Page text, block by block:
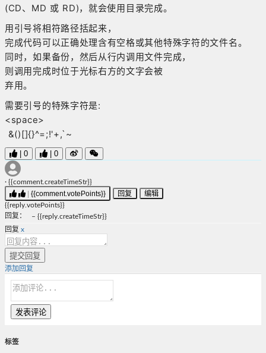
(CD、MD 或 RD)，就会使用目录完成。
用引号将相符路径括起来，
完成代码可以正确处理含有空格或其他特殊字符的文件名。
同时，如果备份，然后从行内调用文件完成，
则调用完成时位于光标右方的文字会被
弃用。
需要引号的特殊字符是:
<space>
&()[]{}^=;!'+,`~
| 0 | 0
· {{comment.createTimeStr}}
| {{comment.votePoints}} 回复 编辑
{{reply.votePoints}}
回复 ： – {{reply.createTimeStr}}
回复 x
提交回复
添加回复
发表评论
标签